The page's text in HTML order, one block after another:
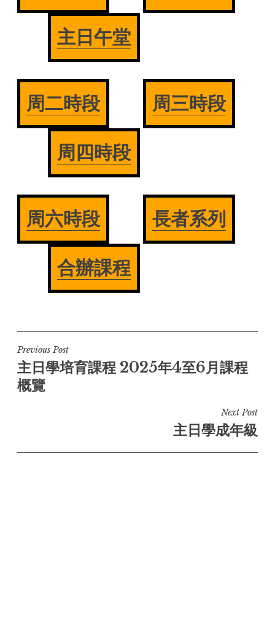
主日午堂
周二時段 周三時段
周四時段
周六時段 長者系列
合辦課程
Post
navigation
Previous Post
主日學培育課程 2025年4至6月課程
概覽
Next Post
主日學成年級